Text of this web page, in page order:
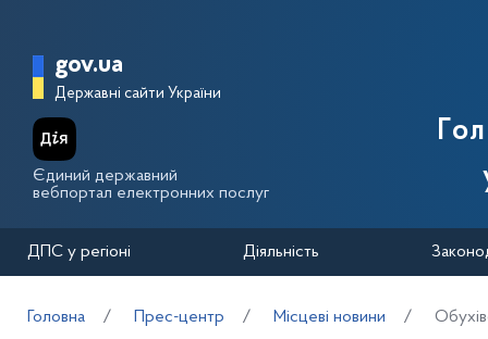
Головна сторінка Державної
gov.ua
Державні сайти України
Єдиний державний
вебпортал електронних послуг
ДПС у регіоні Діяльність
Головна Прес-центр Місцеві новини